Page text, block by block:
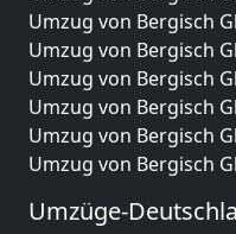
Umzug von Bergisch
Umzug von Bergisch
Umzug von Bergisch
Umzug von Bergisch
Umzug von Bergisch
Umzug von Bergisch
Umzüge-